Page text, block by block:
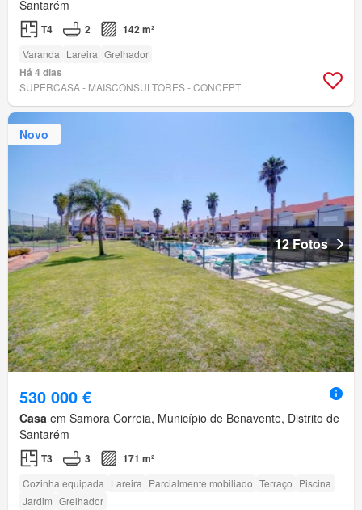
Santarém
T4 2 142 m²
Varanda Lareira Grelhador
Há 4 dias
SUPERCASA - MAISCONSULTORES - CONCEPT
Novo
12 Fotos
530 000 €
Casa em Samora Correia, Município de Benavente, Distrito de
Santarém
T3 3 171 m²
Cozinha equipada Lareira Parcialmente mobiliado Terraço Piscina
Jardim Grelhador